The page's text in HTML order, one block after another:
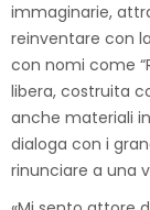
immaginarie,
reinventare con
con nomi come
libera, costruita
anche materiali
dialoga con i
rinunciare a una